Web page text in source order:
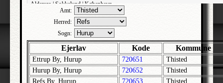
Aldersro | Sokkelund | København
Allehelgens | Sokkelund | København
Aller | Sønder Tyrstrup | Haderslev
Allerslev | Bårse | Præstø
Allerslev | Voldborg | Roskilde
Allerup | Åsum | Odense
Amt:
Herred:
Sogn:
Ejerlav Kode Kommune
Ettrup By, Hurup 720651
Thisted
Hurup By, Hurup
720652
Thisted
Refs By, Hurup
720653 Thisted